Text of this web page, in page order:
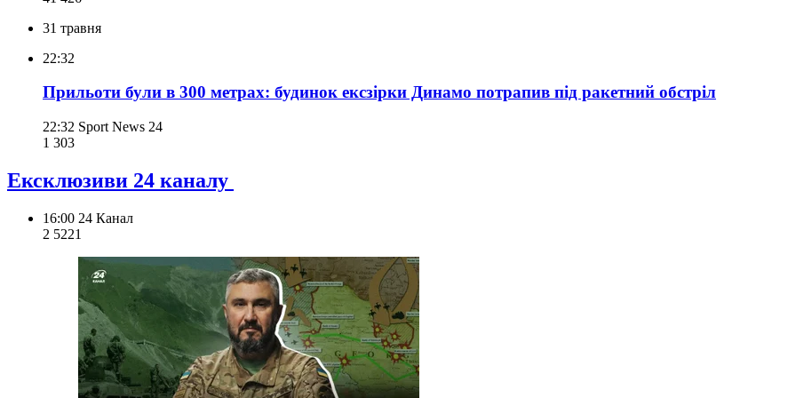
31 травня
22:32
Прильоти були в 300 метрах: будинок ексзірки Динамо потрапив під ракетний обстріл
22:32 Sport News 24
1 303
Ексклюзиви 24 каналу
16:00 24 Канал
2 5221